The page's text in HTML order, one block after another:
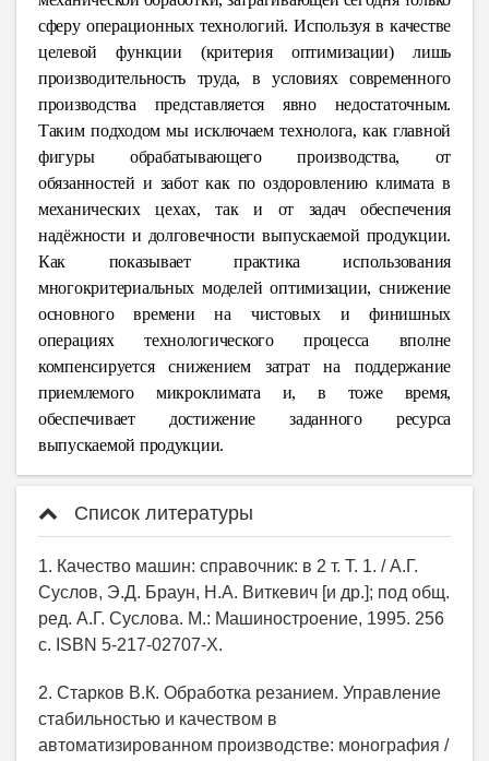
сферу операционных технологий. Используя в качестве
целевой функции (критерия оптимизации) лишь
производительность труда, в условиях современного
производства представляется явно недостаточным.
Таким подходом мы исключаем технолога, как главной
фигуры обрабатывающего производства, от
обязанностей и забот как по оздоровлению климата в
механических цехах, так и от задач обеспечения
надёжности и долговечности выпускаемой продукции.
Как показывает практика использования
многокритериальных моделей оптимизации, снижение
основного времени на чистовых и финишных
операциях технологического процесса вполне
компенсируется снижением затрат на поддержание
приемлемого микроклимата и, в тоже время,
обеспечивает достижение заданного ресурса
выпускаемой продукции.
Список литературы
1. Качество машин: справочник: в 2 т. Т. 1. / А.Г.
Суслов, Э.Д. Браун, Н.А. Виткевич [и др.]; под общ.
ред. А.Г. Суслова. М.: Машиностроение, 1995. 256
с. ISBN 5-217-02707-Х.
2. Старков В.К. Обработка резанием. Управление
стабильностью и качеством в
автоматизированном производстве: монография /